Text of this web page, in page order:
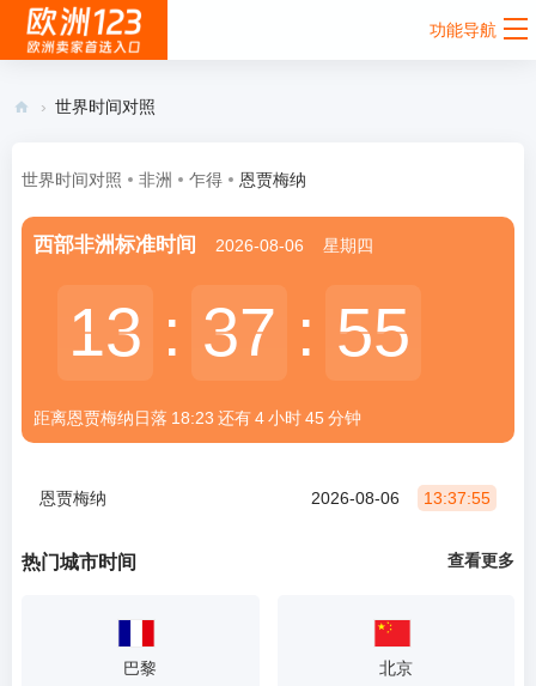
功能导航
洲
› 世界时间对照
世界时间对照 非洲 乍得 恩贾梅纳
西部非洲标准时间 2026-08-06 星期四
13
13 : 37
37 : 55
55
距离恩贾梅纳日落 18:23 还有4小时45 分钟
恩贾梅纳 2026-08-06 13:37:55
热门城市时间 查看更多
巴黎 北京